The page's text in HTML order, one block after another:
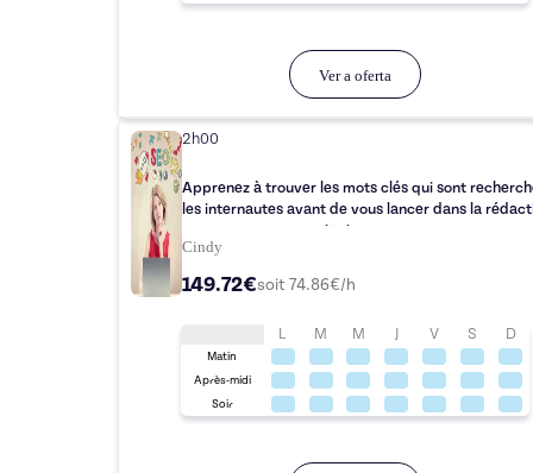
Ver a oferta
2h00
Apprenez à trouver les mots clés qui sont
les internautes avant de vous lancer dans la
contenu pour votre site internet.
Cindy
149.72€soit74.86€/h
L M M J V S D
Matin
Après-midi
Soir